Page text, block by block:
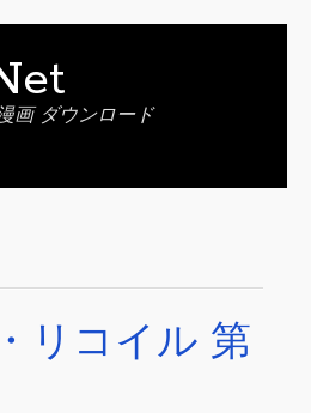
画 ダウンロード
リコイル 第